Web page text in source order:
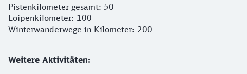
Pistenkilometer gesamt: 50
Loipenkilometer: 100
Winterwanderwege in Kilometer: 200
Weitere Aktivitäten: